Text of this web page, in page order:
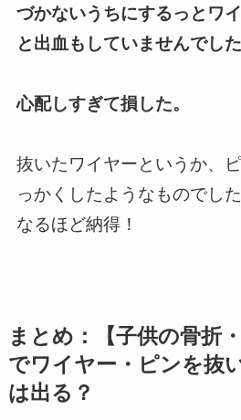
づかないうちにするっとワ
と出血もしていませんでした
心配しすぎて損した。
抜いたワイヤーというか、
っかくしたようなものでした
なるほど納得！
まとめ：【子供の骨折
でワイヤー・ピンを抜
は出る？